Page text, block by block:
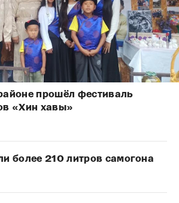
прошёл фестиваль
«Хин хавы»
более 210 литров самогона